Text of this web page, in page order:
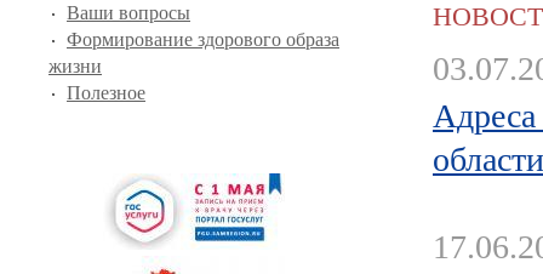
Ваши вопросы
Формирование здорового образа
жизни
Полезное